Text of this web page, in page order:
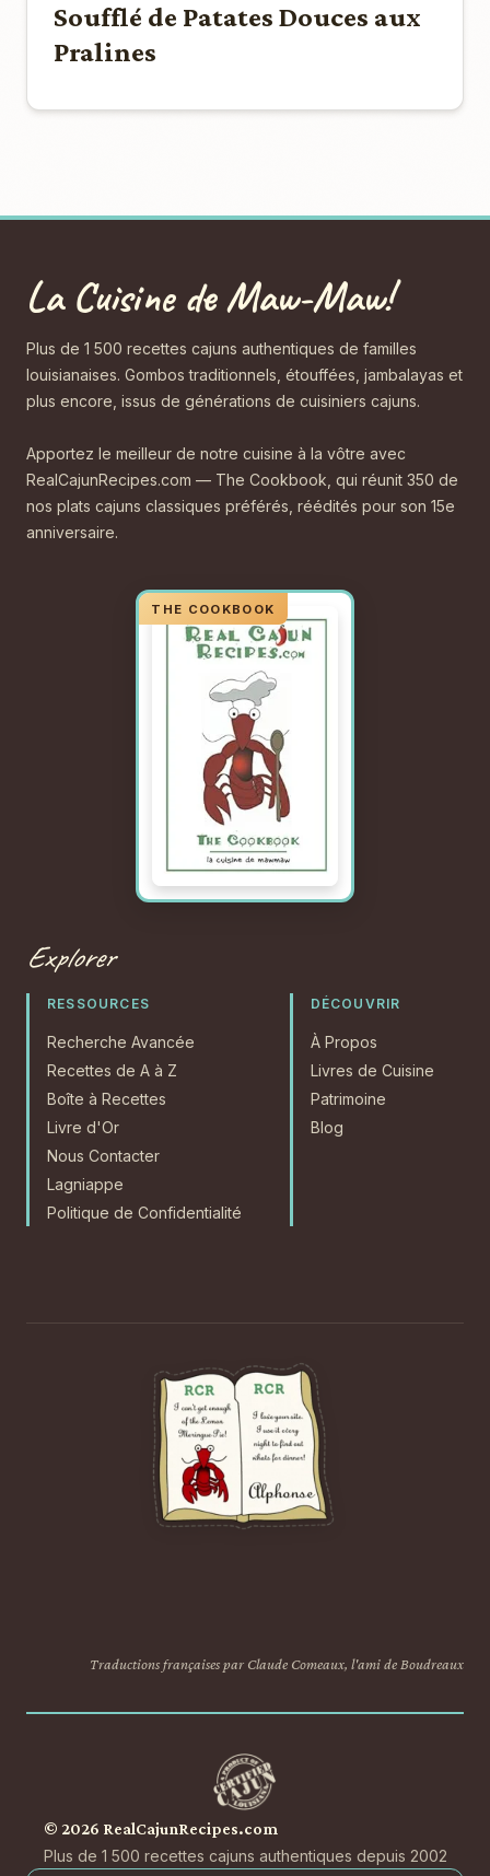
Soufflé de Patates Douces aux
Pralines
La Cuisine de Maw-Maw!
Plus de 1 500 recettes cajuns authentiques de familles
louisianaises. Gombos traditionnels, étouffées, jambalayas et
plus encore, issus de générations de cuisiniers cajuns.
Apportez le meilleur de notre cuisine à la vôtre avec
RealCajunRecipes.com — The Cookbook, qui réunit 350 de
nos plats cajuns classiques préférés, réédités pour son 15e
anniversaire.
Explorer
RESSOURCES
Recherche Avancée
Recettes de A à Z
Boîte à Recettes
Livre d'Or
Nous Contacter
Lagniappe
Politique de Confidentialité
DÉCOUVRIR
À Propos
Livres de Cuisine
Patrimoine
Blog
Traductions françaises par Claude Comeaux, l'ami de Boudreaux
© 2026 RealCajunRecipes.com
Plus de 1 500 recettes cajuns authentiques depuis 2002